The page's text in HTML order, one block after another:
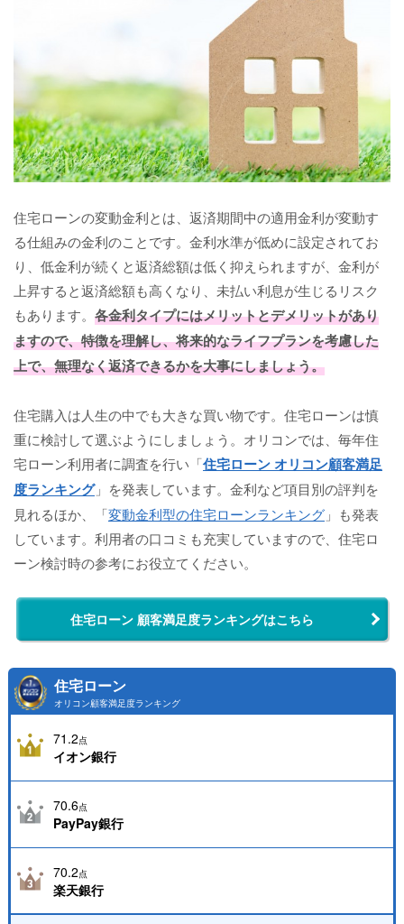
住宅ローンの変動金利とは、返済期間中の適用金利が変動す
る仕組みの金利のことです。金利水準が低めに設定されてお
り、低金利が続くと返済総額は低く抑えられますが、金利が
上昇すると返済総額も高くなり、未払い利息が生じるリスク
もあります。 各金利タイプにはメリットとデメリットがあり
ますので、特徴を理解し、将来的なライフプランを考慮した
上で、無理なく返済できるかを大事にしましょう。
住宅購入は人生の中でも大きな買い物です。住宅ローンは慎
重に検討して選ぶようにしましょう。オリコンでは、毎年住
宅ローン利用者に調査を行い「住宅ローン オリコン顧客満足
度ランキング」を発表しています。金利など項目別の評判を
見れるほか、「変動金利型の住宅ローンランキング 」も発表
しています。利用者の口コミも充実していますので、住宅ロ
ーン検討時の参考にお役立てください。
住宅ローン 顧客満足度ランキングはこちら
住宅ローン
オリコン顧客満足度ランキング
71.2点
イオン銀行
70.6点
PayPay銀行
70.2点
楽天銀行